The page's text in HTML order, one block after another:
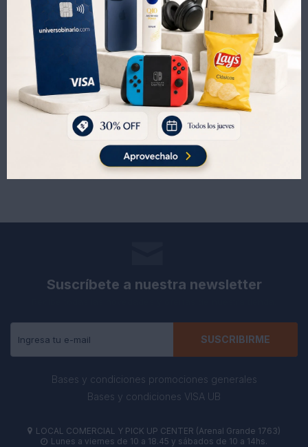
104 17
UYU 73
UYU 88
UYU 108 UYU 129 16
UYU 76
92
Suscríbete a nuestra newsletter
SUSCRIBIRME
Bases y condiciones promociones generales
Bases y condiciones VISA UB
 LOCAL COMERCIAL Y PICK UP CENTER (Arenal Grande 1763)
 Lunes a viernes de 10 a 18.45 y sábados de 10 a 14hs.